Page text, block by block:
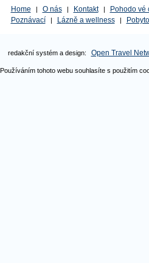
Home | O nás | Kontakt | Pohodo vé
Poznávací
| Lázně a wellness |
redakční systém a design: Open Travel
Používáním tohoto webu souhlasíte s použitím